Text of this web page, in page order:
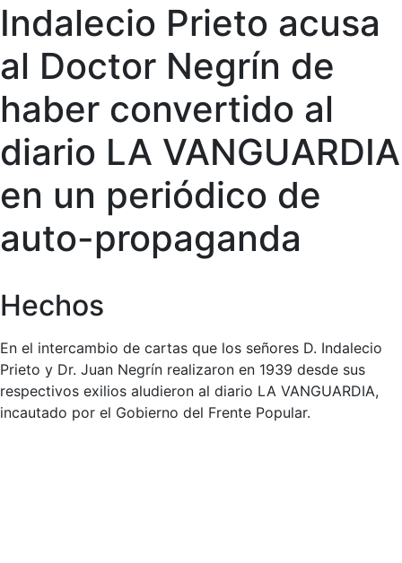
Indalecio Prieto acusa
al Doctor Negrín de
haber convertido al
diario LA VANGUARDIA
en un periódico de
auto-propaganda
Hechos
En el intercambio de cartas que los señores D. Indalecio
Prieto y Dr. Juan Negrín realizaron en 1939 desde sus
respectivos exilios aludieron al diario LA VANGUARDIA,
incautado por el Gobierno del Frente Popular.